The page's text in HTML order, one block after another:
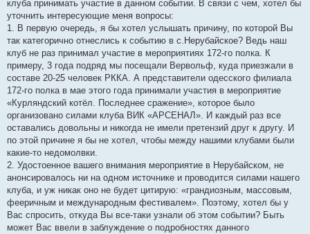
клуба принимать участие в данном событии. В связи с чем, хотел бы
уточнить интересующие меня вопросы:
1. В первую очередь, я бы хотел услышать причину, по которой Вы
так категорично отнеслись к событию в с.Нерубайское? Ведь наш
клуб не раз принимал участие в мероприятиях 172-го полка. К
примеру, 3 года подряд мы посещали Вервольф, куда приезжали в
составе 20-25 человек РККА. А представители одесского филиала
172-го полка в мае этого года принимали участия в мероприятие
«Курляндский котёл. Последнее сражение», которое было
организовано силами клуба ВИК «АРСЕНАЛ». И каждый раз все
оставались довольны и никогда не имели претензий друг к другу. И
по этой причине я бы не хотел, чтобы между нашими клубами были
какие-то недомолвки.
2. Удостоенное вашего внимания мероприятие в Нерубайском, не
анонсировалось ни на одном источнике и проводится силами нашего
клуба, и уж никак оно не будет цитирую: «грандиозным, массовым,
фееричным и международным фестивалем». Поэтому, хотел бы у
Вас спросить, откуда Вы все-таки узнали об этом событии? Быть
может Вас ввели в заблуждение о подробностях данного